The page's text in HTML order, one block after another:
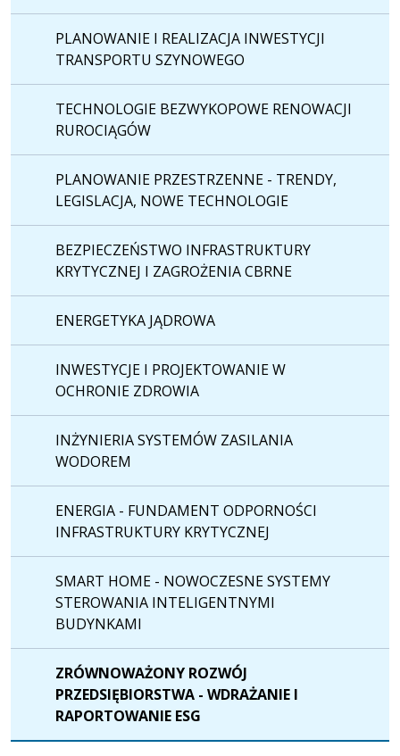
PLANOWANIE I REALIZACJA INWESTYCJI
TRANSPORTU SZYNOWEGO
TECHNOLOGIE BEZWYKOPOWE RENOWACJI
RUROCIĄGÓW
PLANOWANIE PRZESTRZENNE - TRENDY,
LEGISLACJA, NOWE TECHNOLOGIE
BEZPIECZEŃSTWO INFRASTRUKTURY
KRYTYCZNEJ I ZAGROŻENIA CBRNE
ENERGETYKA JĄDROWA
INWESTYCJE I PROJEKTOWANIE W
OCHRONIE ZDROWIA
INŻYNIERIA SYSTEMÓW ZASILANIA
WODOREM
ENERGIA - FUNDAMENT ODPORNOŚCI
INFRASTRUKTURY KRYTYCZNEJ
SMART HOME - NOWOCZESNE SYSTEMY
STEROWANIA INTELIGENTNYMI
BUDYNKAMI
ZRÓWNOWAŻONY ROZWÓJ
PRZEDSIĘBIORSTWA - WDRAŻANIE I
RAPORTOWANIE ESG